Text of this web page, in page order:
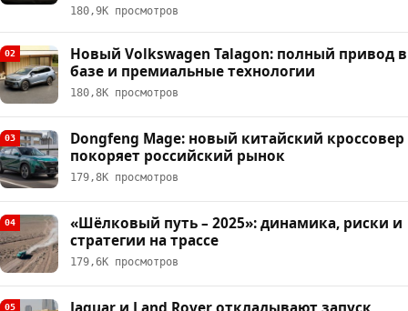
180,9К просмотров
02
Новый Volkswagen Talagon: полный привод в
базе и премиальные технологии
180,8К просмотров
03
Dongfeng Mage: новый китайский кроссовер
покоряет российский рынок
179,8К просмотров
04
«Шёлковый путь – 2025»: динамика, риски и
стратегии на трассе
179,6К просмотров
05